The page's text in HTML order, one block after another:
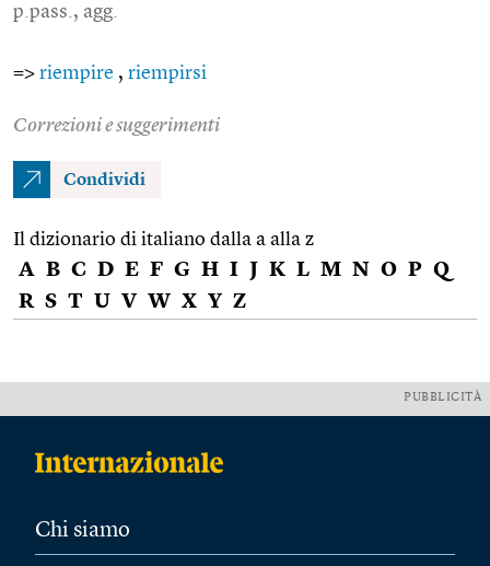
p.pass., agg.
=> riempire , riempirsi
Correzioni e suggerimenti
Condividi
Il dizionario di italiano dalla a alla z
A B C D E F G H I J K L M N O P Q
R S T U V W X Y Z
PUBBLICITÀ
Chi siamo